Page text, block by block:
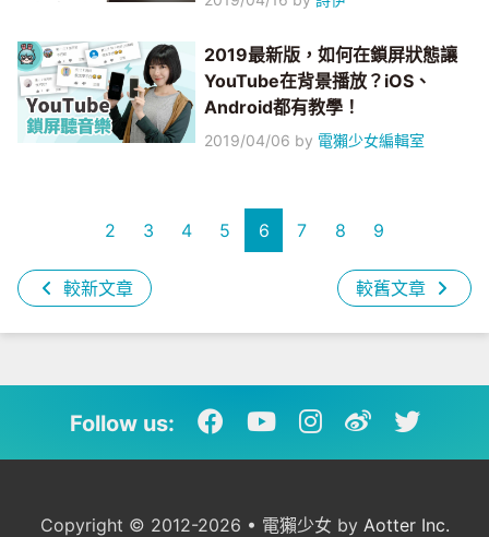
2019最新版，如何在鎖屏狀態讓
YouTube在背景播放？iOS、
Android都有教學！
2019/04/06 by 電獺少女編輯室
較新文章
2 3 4 5 6 7 8 9
較舊文章
Follow us:
Copyright © 2012-2026 • 電獺少女 by Aotter Inc.